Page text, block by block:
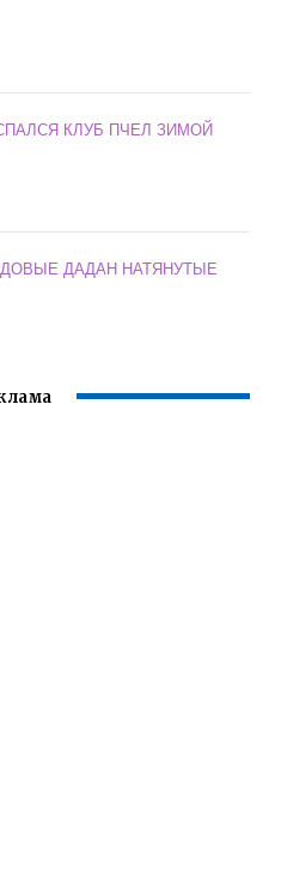
КЛУБ ПЧЕЛ ЗИМОЙ
ДАДАН НАТЯНУТЫЕ